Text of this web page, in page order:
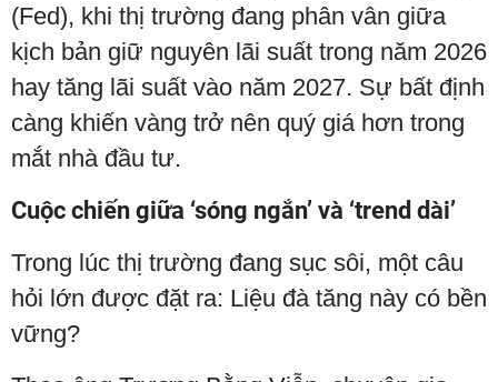
(Fed), khi thị trường đang phân vân giữa
kịch bản giữ nguyên lãi suất trong năm 2026
hay tăng lãi suất vào năm 2027. Sự bất định
càng khiến vàng trở nên quý giá hơn trong
mắt nhà đầu tư.
Cuộc chiến giữa ‘sóng ngắn’ và ‘trend dài’
Trong lúc thị trường đang sục sôi, một câu
hỏi lớn được đặt ra: Liệu đà tăng này có bền
vững?